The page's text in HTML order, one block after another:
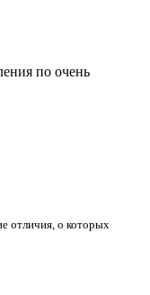
по очень
отличия, о которых